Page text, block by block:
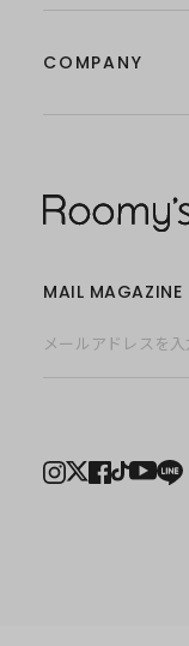
COMPANY
MAIL MAGAZINE